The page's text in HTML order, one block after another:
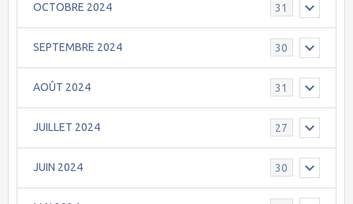
OCTOBRE 2024 31
SEPTEMBRE 2024 30
AOÛT 2024 31
JUILLET 2024 27
JUIN 2024 30